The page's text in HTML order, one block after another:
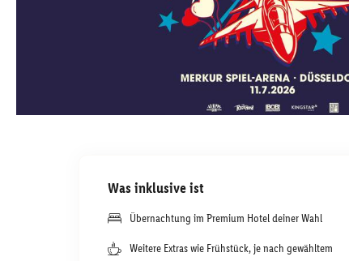
Was inklusive ist
Übernachtung im Premium Hotel deiner Wahl
Weitere Extras wie Frühstück, je nach gewähltem